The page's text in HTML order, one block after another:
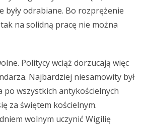
były odrabiane. Bo rozprężenie
na solidną pracę nie można
Politycy wciąż dorzucają więc
Najbardziej niesamowity był
po wszystkich antykościelnych
za świętem kościelnym.
wolnym uczynić Wigilię